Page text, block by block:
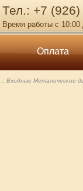
Тел.: +7
Время работы с 10:00
Оплата
Входные Металические